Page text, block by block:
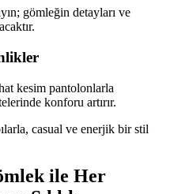
gömleğin detayları ve
kesim pantolonlarla
konforu artırır.
casual ve enerjik bir stil
ile Her